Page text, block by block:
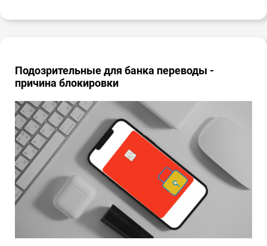
Подозрительные для банка переводы -
причина блокировки